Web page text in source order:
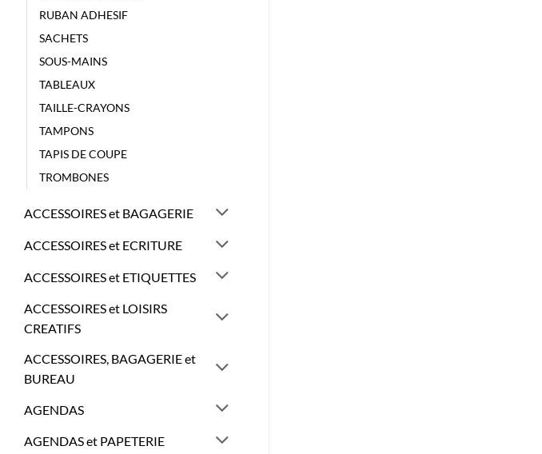
RUBAN ADHESIF
SACHETS
SOUS-MAINS
TABLEAUX
TAILLE-CRAYONS
TAMPONS
TAPIS DE COUPE
TROMBONES
ACCESSOIRES et BAGAGERIE
ACCESSOIRES et ECRITURE
ACCESSOIRES et ETIQUETTES
ACCESSOIRES et LOISIRS
CREATIFS
ACCESSOIRES, BAGAGERIE et
BUREAU
AGENDAS
AGENDAS et PAPETERIE